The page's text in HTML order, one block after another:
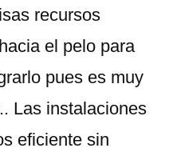
recursos
el pelo para
pues es muy
Las instalaciones
eficiente sin